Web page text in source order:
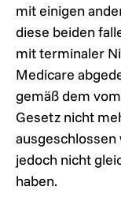
mit einigen
diese beiden
mit terminaler
Medicare
gemäß dem
Gesetz nicht
ausgeschlossen
jedoch nicht
haben.